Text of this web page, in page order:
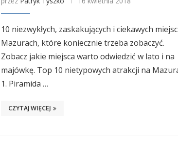
10 niezwykłych, zaskakujących i ciekawych
Mazurach, które koniecznie trzeba zobaczyć.
Zobacz jakie miejsca warto odwiedzić w lato i na
majówkę. Top 10 nietypowych atrakcji na
1. Piramida …
CZYTAJ WIĘCEJ